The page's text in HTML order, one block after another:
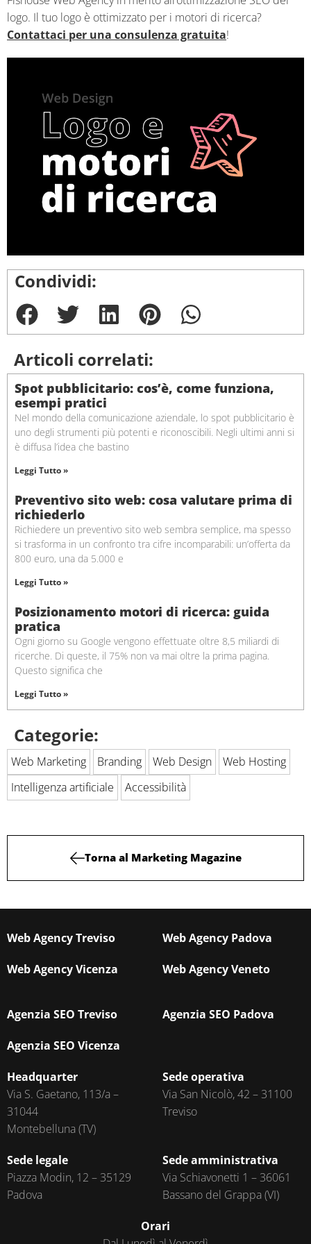
logo. Il tuo logo è ottimizzato per i motori di ricerca?
Contattaci per una consulenza gratuita!
Condividi:
Articoli correlati:
Spot pubblicitario: cos’è, come funziona,
esempi pratici
Nel mondo della comunicazione aziendale, lo spot pubblicitario è
uno degli strumenti più potenti e riconoscibili. Negli ultimi anni si
è diffusa l’idea che bastino
Leggi Tutto »
Preventivo sito web: cosa valutare prima di
richiederlo
Richiedere un preventivo sito web sembra semplice, ma spesso
si trasforma in un confronto tra cifre incomparabili: un’offerta da
800 euro, una da 5.000 e
Leggi Tutto »
Posizionamento motori di ricerca: guida
pratica
Ogni giorno su Google vengono effettuate oltre 8,5 miliardi di
ricerche. Di queste, il 75% non va mai oltre la prima pagina.
Questo significa che
Leggi Tutto »
Categorie:
Web Marketing Branding Web Design
Web Hosting
Intelligenza artificiale
Accessibilità
Torna al Marketing Magazine
Web Agency Treviso Web Agency Padova
Web Agency Vicenza Web Agency Veneto
Agenzia SEO Treviso Agenzia SEO Padova
Agenzia SEO Vicenza
Headquarter
Via S. Gaetano, 113/a –
31044
Montebelluna (TV)
Sede operativa
Via San Nicolò, 42 – 31100
Treviso
Sede legale
Piazza Modin, 12 – 35129
Padova
Sede amministrativa
Via Schiavonetti 1 – 36061
Bassano del Grappa (VI)
Orari